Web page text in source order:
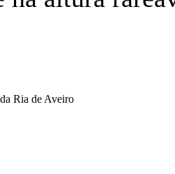
Ria de Aveiro